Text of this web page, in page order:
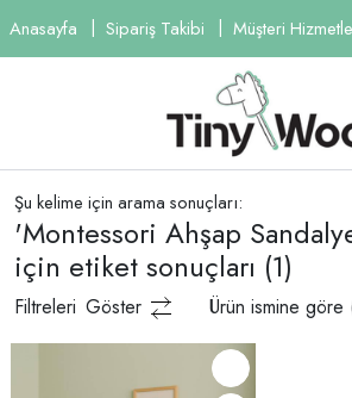
Anasayfa Sipariş Takibi Müşteri
Şu kelime için arama sonuçları:
'Montessori Ahşap
için etiket sonuçları (1)
Filtreleri Göster Ürün ismine göre